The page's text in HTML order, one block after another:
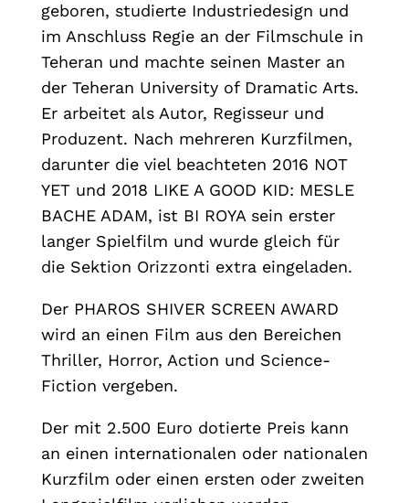
geboren, studierte Industriedesign und
im Anschluss Regie an der Filmschule in
Teheran und machte seinen Master an
der Teheran University of Dramatic Arts.
Er arbeitet als Autor, Regisseur und
Produzent. Nach mehreren Kurzfilmen,
darunter die viel beachteten 2016 NOT
YET und 2018 LIKE A GOOD KID: MESLE
BACHE ADAM, ist BI ROYA sein erster
langer Spielfilm und wurde gleich für
die Sektion Orizzonti extra eingeladen.
Der PHAROS SHIVER SCREEN AWARD
wird an einen Film aus den Bereichen
Thriller, Horror, Action und Science-
Fiction vergeben.
Der mit 2.500 Euro dotierte Preis kann
an einen internationalen oder nationalen
Kurzfilm oder einen ersten oder zweiten